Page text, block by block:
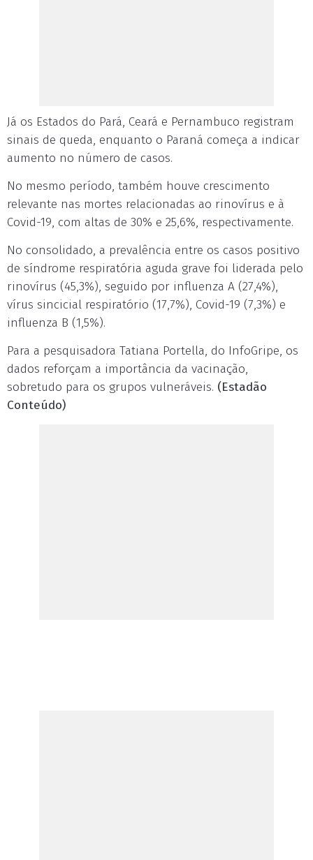
Já os Estados do Pará, Ceará e Pernambuco registram
sinais de queda, enquanto o Paraná começa a indicar
aumento no número de casos.
No mesmo período, também houve crescimento
relevante nas mortes relacionadas ao rinovírus e à
Covid-19, com altas de 30% e 25,6%, respectivamente.
No consolidado, a prevalência entre os casos positivo
de síndrome respiratória aguda grave foi liderada pelo
rinovírus (45,3%), seguido por influenza A (27,4%),
vírus sincicial respiratório (17,7%), Covid-19 (7,3%) e
influenza B (1,5%).
Para a pesquisadora Tatiana Portella, do InfoGripe, os
dados reforçam a importância da vacinação,
sobretudo para os grupos vulneráveis. (Estadão
Conteúdo)